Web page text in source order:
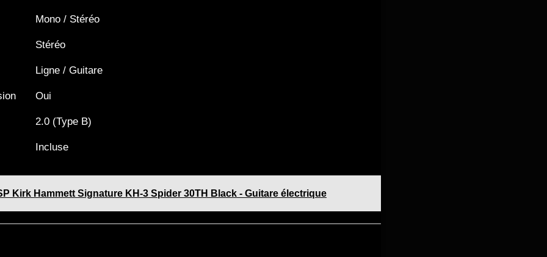
Mono / Stéréo
Stéréo
Ligne / Guitare
Oui
2.0 (Type B)
Incluse
Kirk Hammett Signature KH-3 Spider 30TH Black - Guitare électrique